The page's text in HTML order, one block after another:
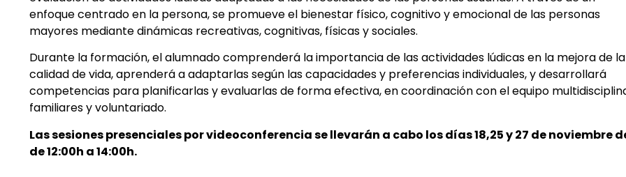
enfoque centrado en la persona, se promueve el bienestar físico, cognitivo y emocional de las personas
mayores mediante dinámicas recreativas, cognitivas, físicas y sociales.
Durante la formación, el alumnado comprenderá la importancia de las actividades lúdicas en la mejora de la
calidad de vida, aprenderá a adaptarlas según las capacidades y preferencias individuales, y desarrollará
competencias para planificarlas y evaluarlas de forma efectiva, en coordinación con el equipo
familiares y voluntariado.
Las sesiones presenciales por videoconferencia se llevarán a cabo los días 18,25 y 27 de noviembre
de 12:00h a 14:00h.